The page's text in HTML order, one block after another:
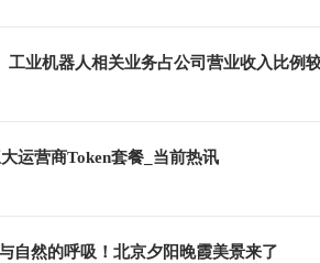
工业机器人相关业务占公司营业收入比例
运营商Token套餐_当前热讯
自然的呼吸！北京夕阳晚霞美景来了